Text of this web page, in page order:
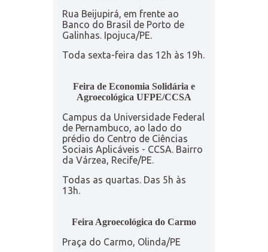
Rua Beijupirá, em frente ao
Banco do Brasil de Porto de
Galinhas. Ipojuca/PE.
Toda sexta-feira das 12h às 19h.
Feira de Economia Solidária e
Agroecológica UFPE/CCSA
Campus da Universidade Federal
de Pernambuco, ao lado do
prédio do Centro de Ciências
Sociais Aplicáveis - CCSA. Bairro
da Várzea, Recife/PE.
Todas as quartas. Das 5h às
13h.
Feira Agroecológica do Carmo
Praça do Carmo, Olinda/PE